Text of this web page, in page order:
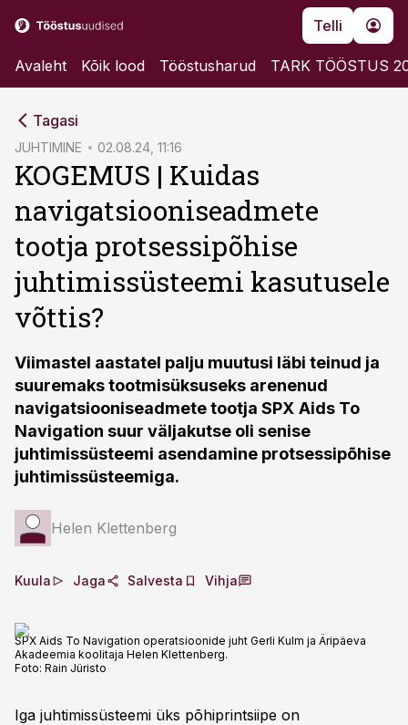
Telli
Avaleht Kõik lood Tööstusharud TARK TÖÖSTUS
Tagasi
JUHTIMINE 02.08.24, 11:16
KOGEMUS | Kuidas
navigatsiooniseadmete
tootja protsessipõhise
juhtimissüsteemi kasutusele
võttis?
Viimastel aastatel palju muutusi läbi teinud ja
suuremaks tootmisüksuseks arenenud
navigatsiooniseadmete tootja SPX Aids To
Navigation suur väljakutse oli senise
juhtimissüsteemi asendamine protsessipõhise
juhtimissüsteemiga.
Helen Klettenberg
Kuula Jaga Salvesta Vihja
SPX Aids To Navigation operatsioonide juht Gerli Kulm ja Äripäeva
Akadeemia koolitaja Helen Klettenberg.
Foto: Rain Jüristo
Iga juhtimissüsteemi üks põhiprintsiipe on